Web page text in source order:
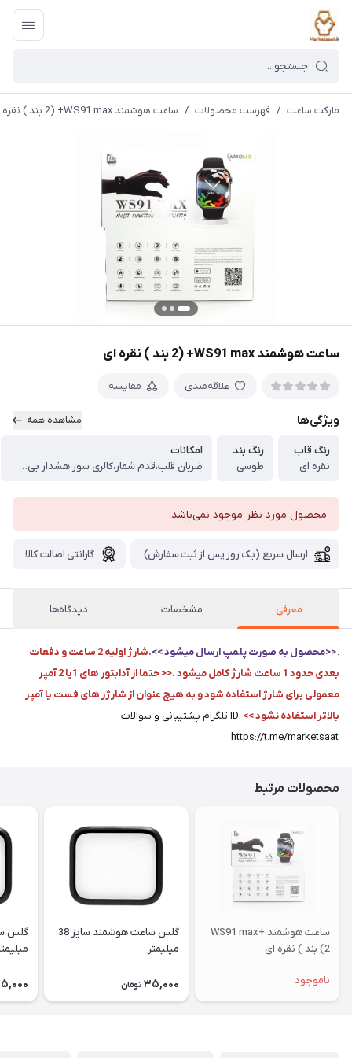
مارکت ساعت / فهرست محصولات / ساعت هوشمند WS91 max+ (2 بند ) نقره ای
ساعت هوشمند WS91 max+ (2 بند ) نقره ای
علاقه‌مندی مقایسه
ویژگی‌ها مشاهده همه
رنگ قاب
نقره ای
رنگ بند
طوسی
امکانات
ضربان قلب،قدم شمار،کالری سوز،هشدار بی تحرکی،ایجاد تماس ،هشدار پیامک ،پخش موزیک،شاتر دوربین ،کرنومتر و ...
محصول مورد نظر موجود نمی‌باشد.
ارسال سریع (یک روز پس از ثبت سفارش) گارانتی اصالت کالا
معرفی مشخصات دیدگاه‌ها
​​​​.<<محصول به صورت پلمپ ارسال میشود >>.
شارژ اولیه 2 ساعت و دفعات
بعدی حدود 1 ساعت شارژ کامل میشود .<< حتما از آدابتور های 1یا 2 آمپر
معمولی برای شارژ استفاده شود و به هیچ عنوان از شارژر های فست یا آمپر
بالاتر استفاده نشود >>
ID تلگرام پشتیبانی و سوالات
محصولات مرتبط
ساعت هوشمند WS91 max+
(2 بند ) نقره ای
ناموجود
گلس ساعت هوشمند سایز 38
میلیمتر
35,000 تومان